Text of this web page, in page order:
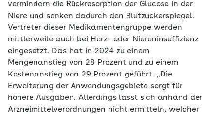
vermindern die Rückresorption der Glucose in der
Niere und senken dadurch den Blutzuckerspiegel.
Vertreter dieser Medikamentengruppe werden
mittlerweile auch bei Herz- oder Niereninsuffizienz
eingesetzt. Das hat in 2024 zu einem
Mengenanstieg von 28 Prozent und zu einem
Kostenanstieg von 29 Prozent geführt. „Die
Erweiterung der Anwendungsgebiete sorgt für
höhere Ausgaben. Allerdings lässt sich anhand der
Arzneimittelverordnungen nicht ermitteln, welcher